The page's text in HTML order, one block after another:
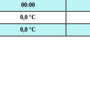
00:00
0,0 °C
0,0 °C